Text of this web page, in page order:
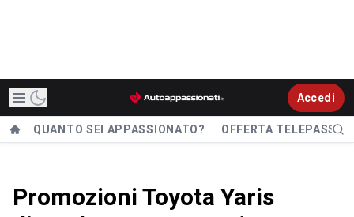
Accedi
QUANTO SEI APPASSIONATO? OFFERTA TELEPASS
Promozioni Toyota Yaris